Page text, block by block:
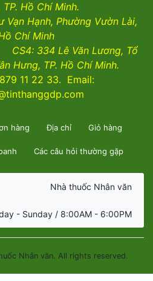
TP. Hồ Chí Minh.
Vạn Hạnh, Phường Vườn Lài,
Chí Minh
334 Lê Văn Lương, Tổ
Hưng, TP. Hồ Chí Minh.
11 22 33. Email:
hàng Địa chỉ Giỏ hàng
Các câu hỏi thường gặp
Nhà thuốc Nhân văn
- Sunday / 8:00AM - 6:00PM
Nhân văn. All rights reserved.